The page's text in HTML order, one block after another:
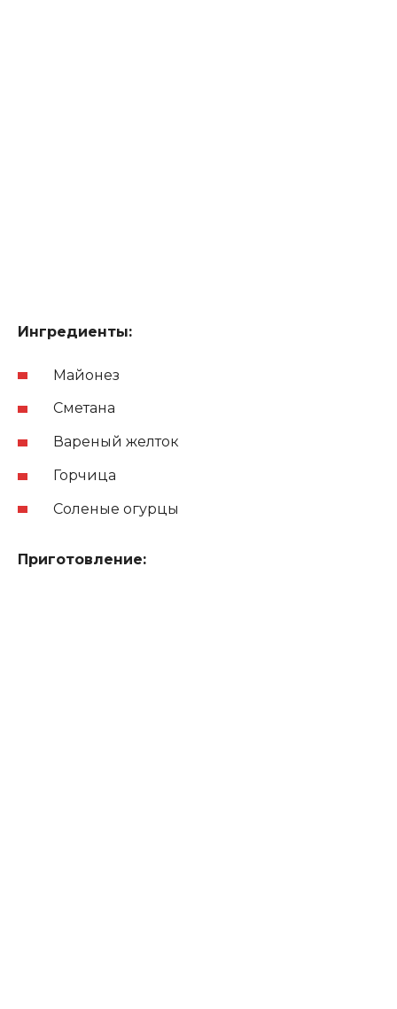
Ингредиенты:
Майонез
Сметана
Вареный желток
Горчица
Соленые огурцы
Приготовление: